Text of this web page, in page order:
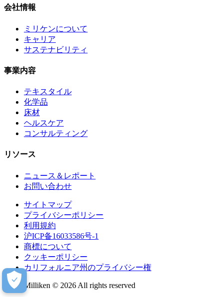
会社情報
ミリケンについて
キャリア
サステナビリティ
事業内容
テキスタイル
化学品
床材
ヘルスケア
コンサルティング
リソース
ニュース＆レポート
お問い合わせ
サイトマップ
プライバシーポリシー
利用規約
沪ICP备16033586号-1
商標について
クッキーポリシー
カリフォルニア州のプライバシー権
Milliken © 2026 All rights reserved